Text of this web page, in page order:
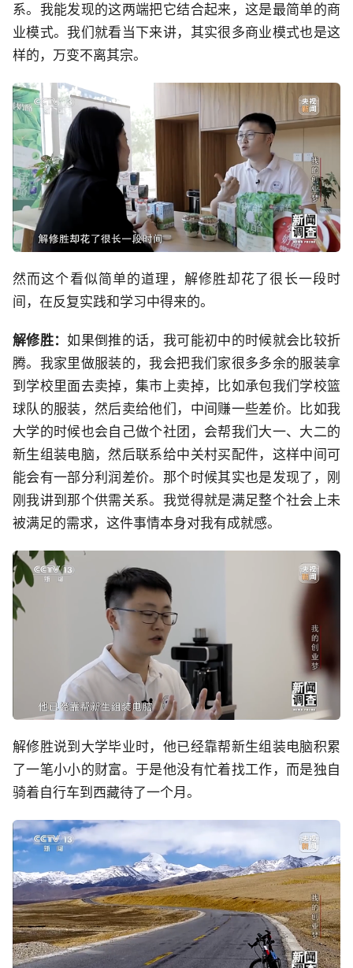
系。我能发现的这两端把它结合起来，这是最简单的商
业模式。我们就看当下来讲，其实很多商业模式也是这
样的，万变不离其宗。
然而这个看似简单的道理，解修胜却花了很长一段时
间，在反复实践和学习中得来的。
解修胜：如果倒推的话，我可能初中的时候就会比较折
腾。我家里做服装的，我会把我们家很多多余的服装拿
到学校里面去卖掉，集市上卖掉，比如承包我们学校篮
球队的服装，然后卖给他们，中间赚一些差价。比如我
大学的时候也会自己做个社团，会帮我们大一、大二的
新生组装电脑，然后联系给中关村买配件，这样中间可
能会有一部分利润差价。那个时候其实也是发现了，刚
刚我讲到那个供需关系。我觉得就是满足整个社会上未
被满足的需求，这件事情本身对我有成就感。
解修胜说到大学毕业时，他已经靠帮新生组装电脑积累
了一笔小小的财富。于是他没有忙着找工作，而是独自
骑着自行车到西藏待了一个月。